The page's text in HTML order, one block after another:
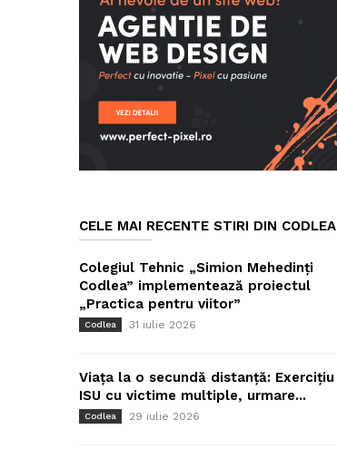
CELE MAI RECENTE STIRI DIN CODLEA
Colegiul Tehnic „Simion Mehedinți
Codlea” implementează proiectul
„Practica pentru viitor”
Codlea 31 iulie 2026
Viața la o secundă distanță: Exercițiu
ISU cu victime multiple, urmare...
Codlea 29 iulie 2026